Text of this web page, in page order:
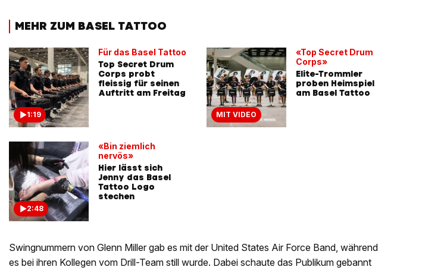
MEHR ZUM BASEL TATTOO
1:19
Für das Basel Tattoo
Top Secret Drum
Corps probt
fleissig für seinen
Auftritt am Freitag
2:48
«Bin ziemlich
nervös»
Hier lässt sich
Jenny das Basel
Tattoo Logo
stechen
MIT VIDEO
«Top Secret Drum
Corps»
Elite-Trommler
proben Heimspiel
am Basel Tattoo
Swingnummern von Glenn Miller gab es mit der United States Air Force Band, während
es bei ihren Kollegen vom Drill-Team still wurde. Dabei schaute das Publikum gebannt